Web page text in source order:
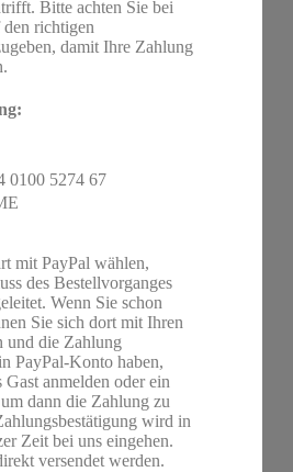
Bitte achten Sie bei
richtigen
damit Ihre Zahlung
0100 5274 67
mit PayPal wählen,
des Bestellvorganges
Wenn Sie schon
Sie sich dort mit Ihren
und die Zahlung
PayPal-Konto haben,
anmelden oder ein
dann die Zahlung zu
wird in
Zeit bei uns eingehen.
versendet werden.